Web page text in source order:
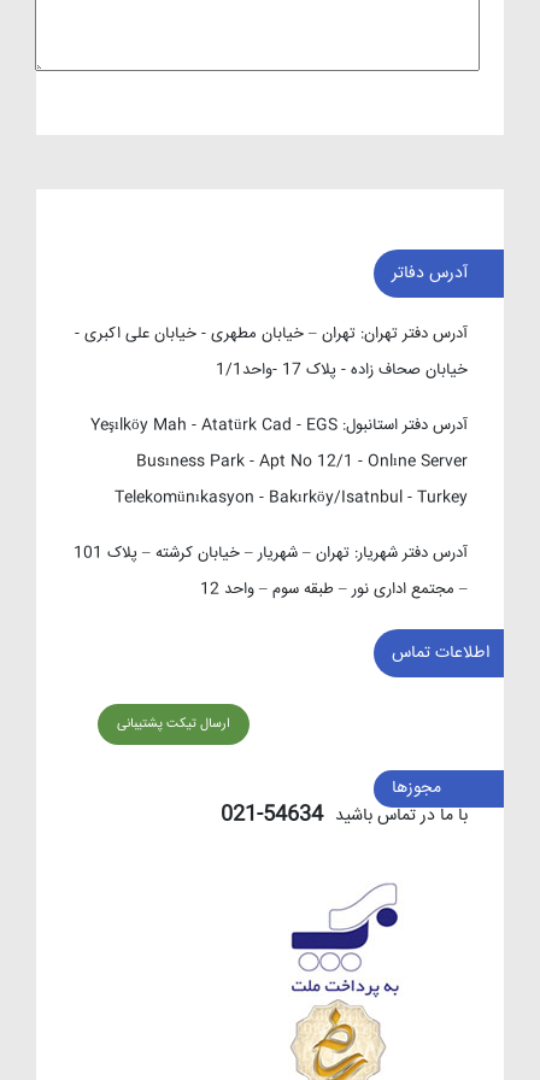
آدرس دفاتر
آدرس دفتر تهران: تهران – خیابان مطهری - خیابان علی اکبری -
خیابان صحاف زاده - پلاک 17 -واحد1/1
آدرس دفتر استانبول: Yeşılköy Mah - Atatürk Cad - EGS
Busıness Park - Apt No 12/1 - Onlıne Server
Telekomünıkasyon - Bakırköy/Isatnbul - Turkey
آدرس دفتر شهریار:
تهران – شهریار – خیابان کرشته – پلاک 101
– مجتمع اداری نور – طبقه سوم – واحد 12
اطلاعات تماس
ارسال تیکت پشتیبانی
با ما در تماس باشید 54634-021
مجوزها